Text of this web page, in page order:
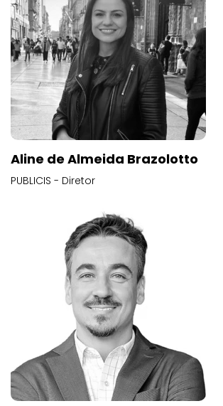
Aline de Almeida Brazolotto
PUBLICIS - Diretor